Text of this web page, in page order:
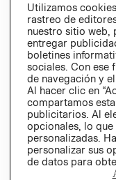
Ecuador ($)
CAMBIAR REGIÓN
Utilizamos
rastreo de
nuestro sitio web,
entregar
boletines
sociales. Con ese
de navegación y
Al hacer clic en
compartamos
publicitarios. Al
opcionales, lo
personalizadas.
personalizar sus
de datos para